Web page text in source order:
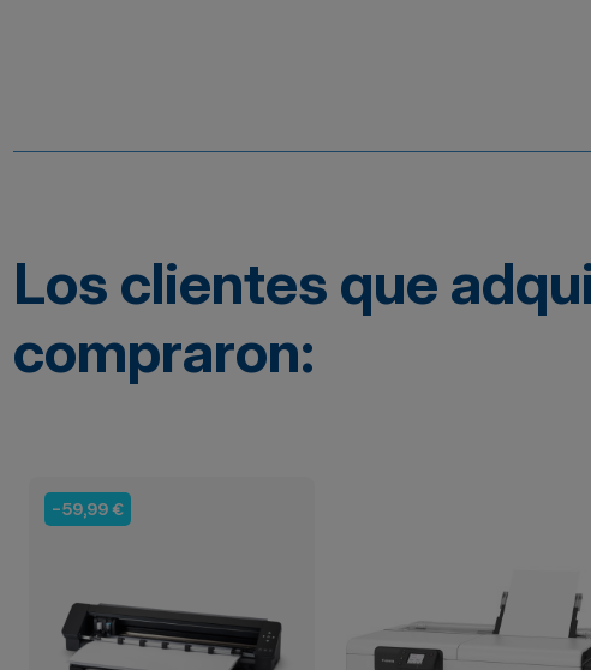
Los clientes que
compraron:
-59,99 €